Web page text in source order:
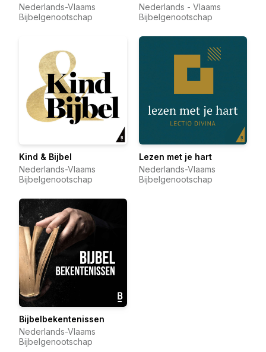
Nederlands-Vlaams
Bijbelgenootschap
Nederlands - Vlaams
Bijbelgenootschap
Kind & Bijbel
Nederlands-Vlaams
Bijbelgenootschap
Lezen met je hart
Nederlands-Vlaams
Bijbelgenootschap
Bijbelbekentenissen
Nederlands-Vlaams
Bijbelgenootschap